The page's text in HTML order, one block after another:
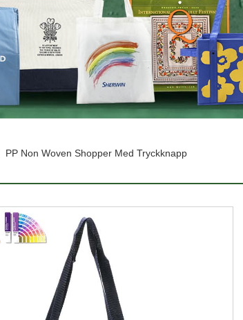
PP Non Woven Shopper Med Tryckknapp